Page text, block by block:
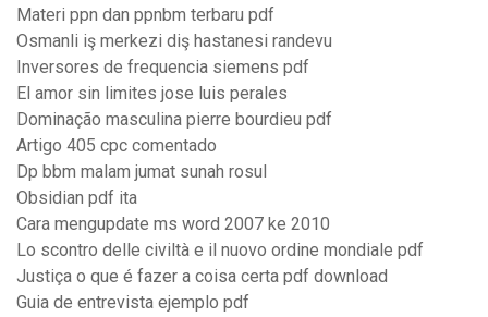
Materi ppn dan ppnbm terbaru pdf
Osmanli iş merkezi diş hastanesi randevu
Inversores de frequencia siemens pdf
El amor sin limites jose luis perales
Dominação masculina pierre bourdieu pdf
Artigo 405 cpc comentado
Dp bbm malam jumat sunah rosul
Obsidian pdf ita
Cara mengupdate ms word 2007 ke 2010
Lo scontro delle civiltà e il nuovo ordine mondiale pdf
Justiça o que é fazer a coisa certa pdf download
Guia de entrevista ejemplo pdf